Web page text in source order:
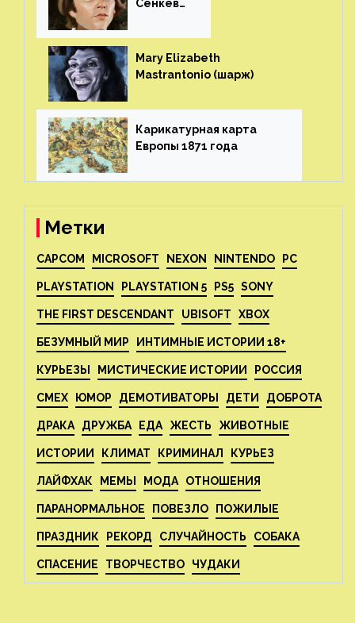
Сенкеви
Mary Elizabeth
Mastrantonio (шарж)⁠⁠
Карикатурная карта
Европы 1871 года⁠⁠
Метки
CAPCOM MICROSOFT NEXON NINTENDO PC
PLAYSTATION PLAYSTATION 5 PS5 SONY
THE FIRST DESCENDANT UBISOFT XBOX
БЕЗУМНЫЙ МИР ИНТИМНЫЕ ИСТОРИИ 18+
КУРЬЕЗЫ МИСТИЧЕСКИЕ ИСТОРИИ РОССИЯ
СМЕХ ЮМОР ДЕМОТИВАТОРЫ ДЕТИ ДОБРОТА
ДРАКА ДРУЖБА ЕДА ЖЕСТЬ ЖИВОТНЫЕ
ИСТОРИИ КЛИМАТ КРИМИНАЛ КУРЬЕЗ
ЛАЙФХАК МЕМЫ МОДА ОТНОШЕНИЯ
ПАРАНОРМАЛЬНОЕ ПОВЕЗЛО ПОЖИЛЫЕ
ПРАЗДНИК РЕКОРД СЛУЧАЙНОСТЬ СОБАКА
СПАСЕНИЕ ТВОРЧЕСТВО ЧУДАКИ